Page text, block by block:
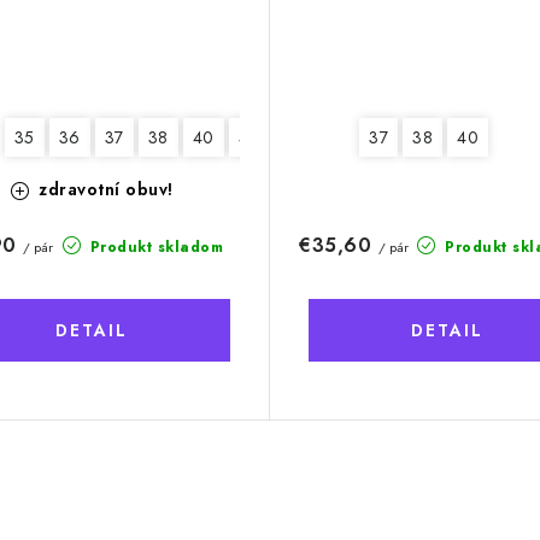
35 36 37 38 40 41
zdravotní obuv!
Produkt skladom
/ pár
DETAIL
37 38 40
Produkt
€35,60 / pár
DETAIL